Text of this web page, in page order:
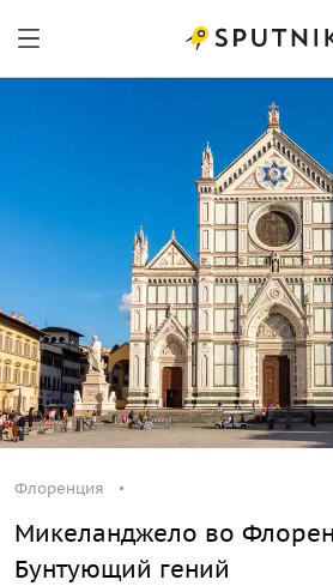
Флоренция
Микеланджело во
Бунтующий гений